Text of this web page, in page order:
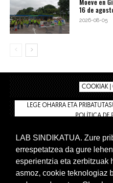
16 de
2026-08-05
COOKIAK |
LEGE OHARRA ETA
POLÍTICA DE
BIZILAN.EUS
INTRANET 🔑
LAB SINDIKATUA. Zure
errespetatzea da gure
esperientzia eta zerbitzuak
asmoz, cookie teknologiaz